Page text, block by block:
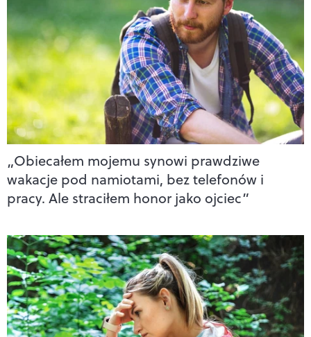
„Obiecałem mojemu synowi prawdziwe
wakacje pod namiotami, bez telefonów i
pracy. Ale straciłem honor jako ojciec”